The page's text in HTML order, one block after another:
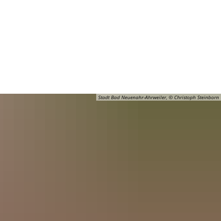
Stadt Bad Neuenahr-Ahrweiler, © Christoph Steinborn